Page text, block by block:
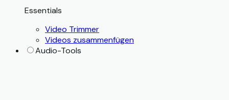
Essentials
Video Trimmer
Videos zusammenfügen
Audio-Tools